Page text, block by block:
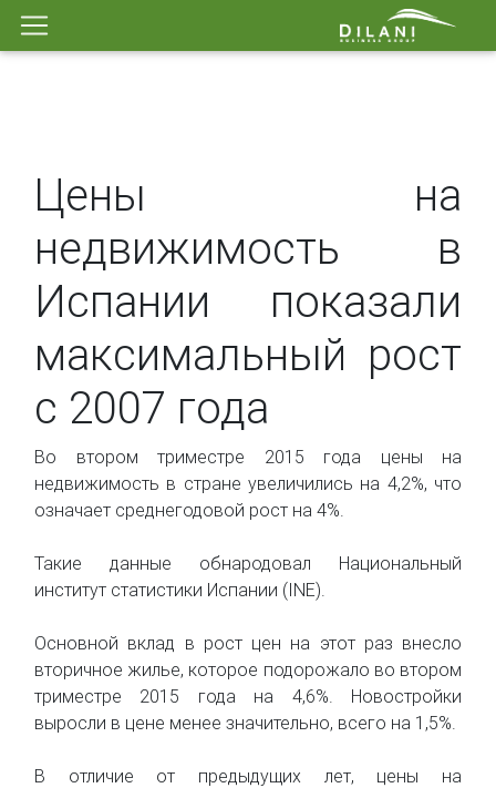
Цены на
недвижимость в
Испании показали
максимальный рост
с 2007 года
Во втором триместре 2015 года цены на
недвижимость в стране увеличились на 4,2%, что
означает среднегодовой рост на 4%.
Такие данные обнародовал Национальный
институт статистики Испании (INE).
Основной вклад в рост цен на этот раз внесло
вторичное жилье, которое подорожало во втором
триместре 2015 года на 4,6%. Новостройки
выросли в цене менее значительно, всего на 1,5%.
В отличие от предыдущих лет, цены на